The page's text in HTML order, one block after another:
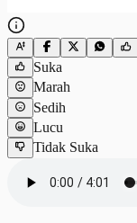
Suka
Marah
Sedih
Lucu
Tidak Suka